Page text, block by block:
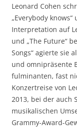
Leonard Cohen
„Everybody
Interpretation auf
und „The Future“
Songs“ agierte sie
und omnipräsente
fulminanten, fast
Konzertreise von
2013, bei der auch
musikalischen
Grammy-Award-